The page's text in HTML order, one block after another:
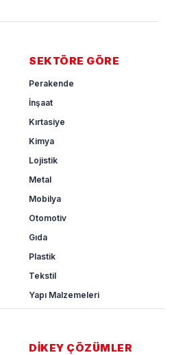
SEKTÖRE GÖRE
Perakende
İnşaat
Kırtasiye
Kimya
Lojistik
Metal
Mobilya
Otomotiv
Gıda
Plastik
Tekstil
Yapı Malzemeleri
DİKEY ÇÖZÜMLER